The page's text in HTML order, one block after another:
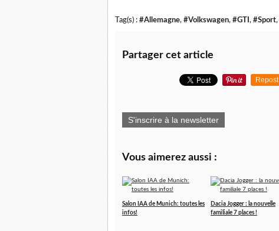
Tag(s) : #Allemagne, #Volkswagen, #GTI , #Sport,
Partager cet article
Repost
S'inscrire à la newsletter
Vous aimerez aussi :
Salon IAA de Munich: toutes les
infos!
Dacia Jogger : la nouvelle
familiale 7 places !